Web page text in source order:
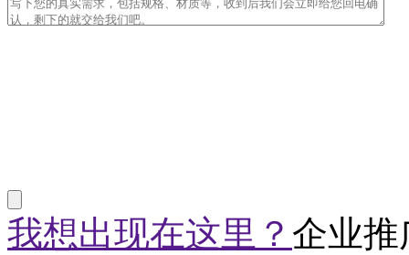
我想出现在这里？ 企业推